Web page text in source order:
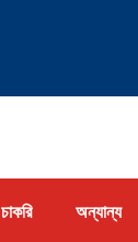
চাকরি অন্যান্য